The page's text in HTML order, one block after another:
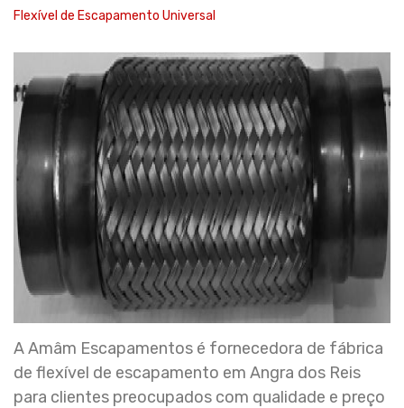
Flexível de Escapamento Universal
A Amâm Escapamentos é fornecedora de fábrica
de flexível de escapamento em Angra dos Reis
para clientes preocupados com qualidade e preço